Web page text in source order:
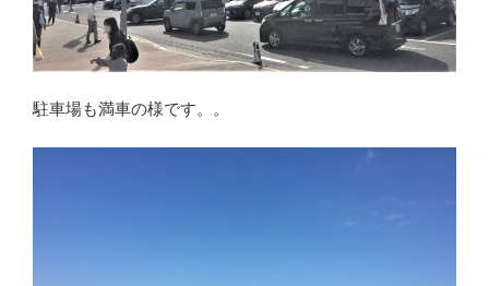
駐車場も満車の様です。。